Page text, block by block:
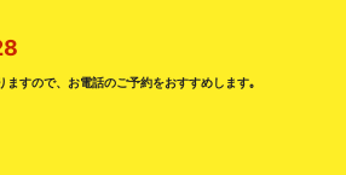
すので、お電話のご予約をおすすめします｡